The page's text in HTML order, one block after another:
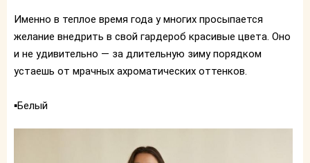
Именно в теплое время года у многих просыпается
желание внедрить в свой гардероб красивые цвета. Оно
и не удивительно — за длительную зиму порядком
устаешь от мрачных ахроматических оттенков.
▪️Белый